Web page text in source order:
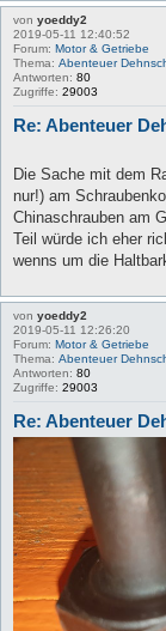
von yoeddy2
2019-05-11 12:40:52
Forum: Motor & Getriebe
Thema: Abenteuer
Antworten: 80
Zugriffe: 29003
Re: Abenteuer
Die Sache mit dem
nur!) am
Chinaschrauben am
Teil würde ich eher
wenns um die
von yoeddy2
2019-05-11 12:26:20
Forum: Motor & Getriebe
Thema: Abenteuer
Antworten: 80
Zugriffe: 29003
Re: Abenteuer